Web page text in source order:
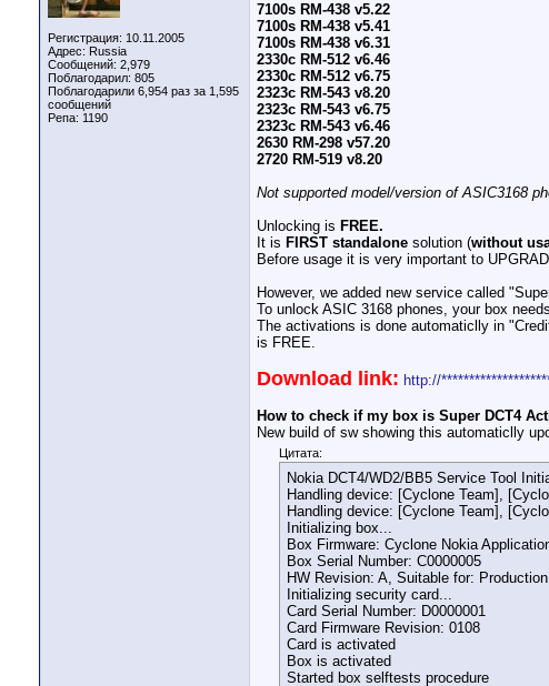
Регистрация: 10.11.2005
Адрес: Russia
Сообщений: 2,979
Поблагодарил: 805
Поблагодарили 6,954 раз за 1,595
сообщений
Репа: 1190
7100s RM-438 v5.22
7100s RM-438 v5.41
7100s RM-438 v6.31
2330c RM-512 v6.46
2330c RM-512 v6.75
2323c RM-543 v8.20
2323c RM-543 v6.75
2323c RM-543 v6.46
2630 RM-298 v57.20
2720 RM-519 v8.20
Not supported model/version of ASIC3168
Unlocking is FREE.
It is FIRST standalone solution (without
Before usage it is very important to
However, we added new service called
To unlock ASIC 3168 phones, your box
The activations is done automaticlly in
is FREE.
Download link: http://
How to check if my box is Super DCT4
New build of sw showing this automaticlly
Цитата:
Nokia DCT4/WD2/BB5 Service Tool
Handling device: [Cyclone Team],
Handling device: [Cyclone Team],
Initializing box...
Box Firmware: Cyclone Nokia
Box Serial Number: C0000005
HW Revision: A, Suitable for:
Initializing security card...
Card Serial Number: D0000001
Card Firmware Revision: 0108
Card is activated
Box is activated
Started box selftests procedure